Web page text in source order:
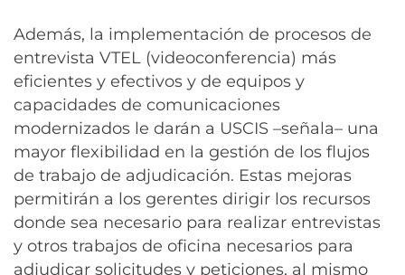
Además, la implementación de procesos de
entrevista VTEL (videoconferencia) más
eficientes y efectivos y de equipos y
capacidades de comunicaciones
modernizados le darán a USCIS –señala– una
mayor flexibilidad en la gestión de los flujos
de trabajo de adjudicación. Estas mejoras
permitirán a los gerentes dirigir los recursos
donde sea necesario para realizar entrevistas
y otros trabajos de oficina necesarios para
adjudicar solicitudes y peticiones, al mismo